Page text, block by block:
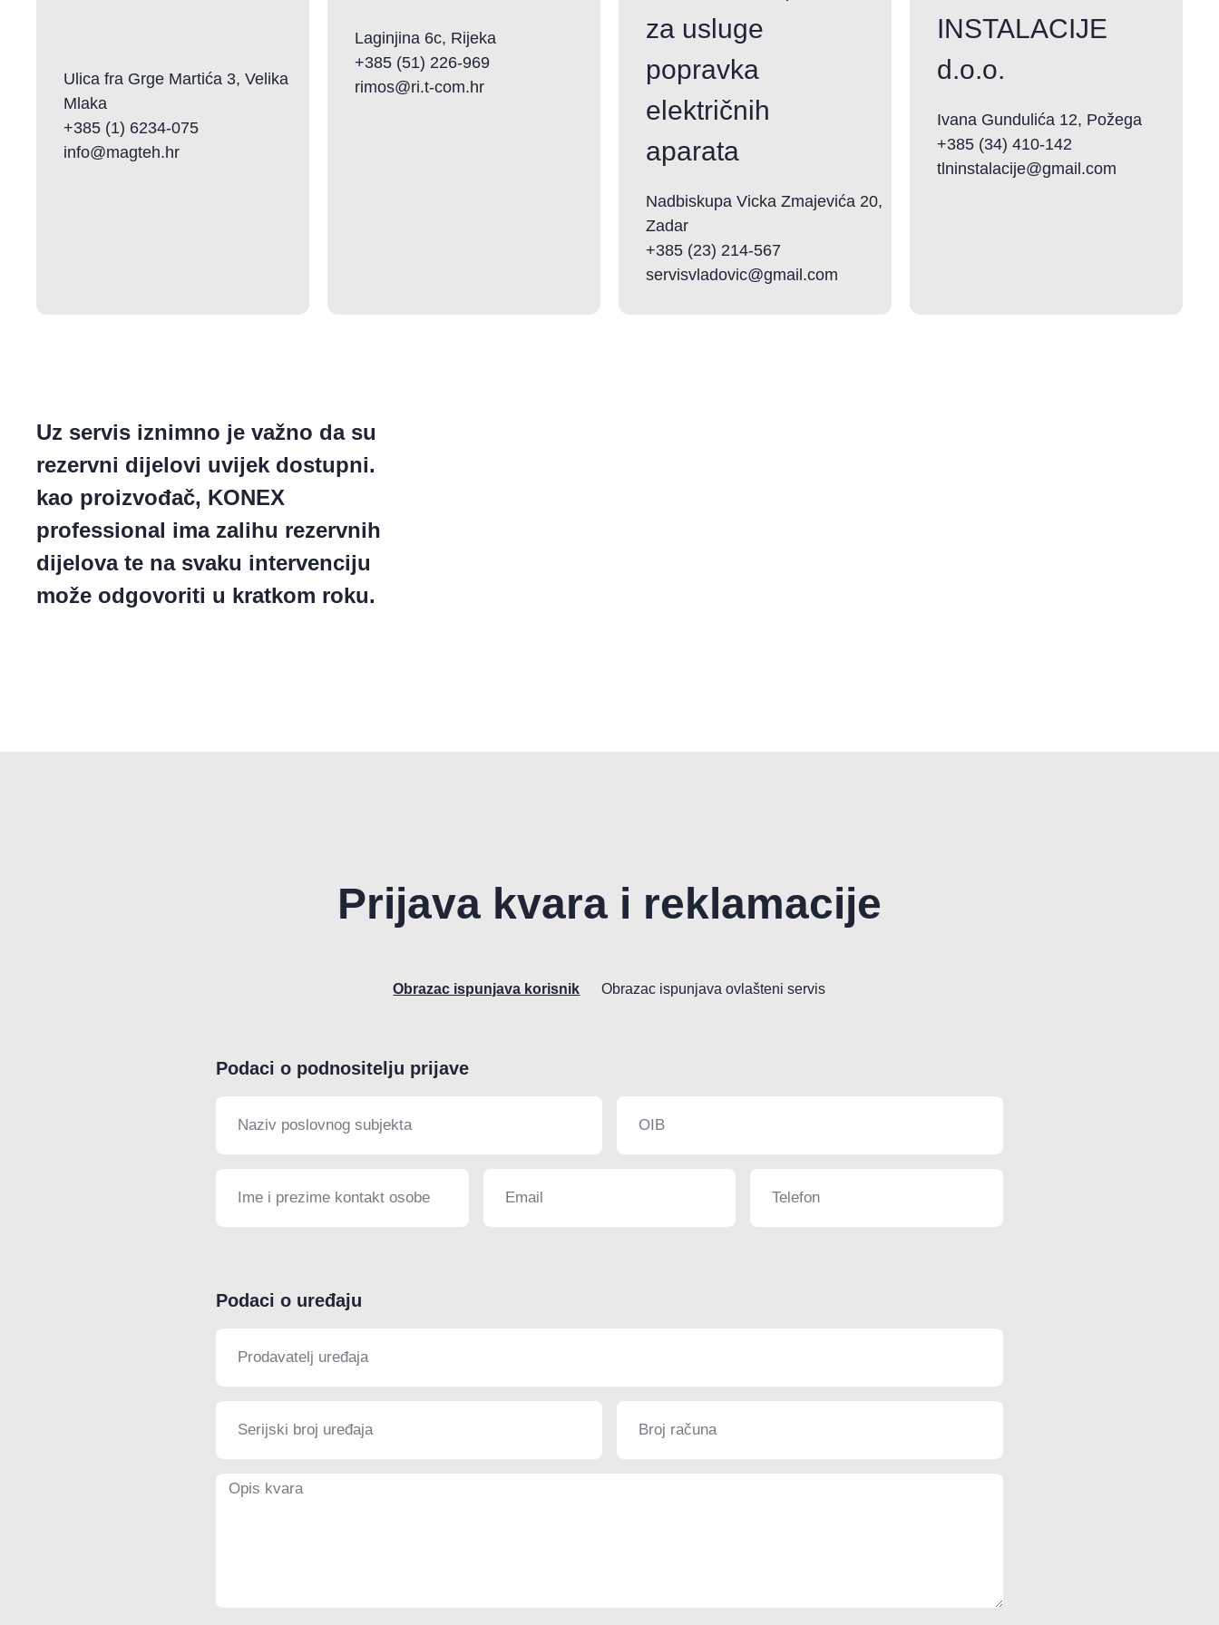
Ulica fra Grge Martića 3, Velika
Mlaka
+385 (1) 6234-075
info@magteh.hr
Laginjina 6c, Rijeka
+385 (51) 226-969
rimos@ri.t-com.hr
za usluge
popravka
električnih
aparata
Nadbiskupa Vicka Zmajevića 20,
Zadar
+385 (23) 214-567
servisvladovic@gmail.com
INSTALACIJE
d.o.o.
Ivana Gundulića 12, Požega
+385 (34) 410-142
tlninstalacije@gmail.com
Uz servis iznimno je važno da su
rezervni dijelovi uvijek dostupni.
kao proizvođač, KONEX
professional ima zalihu rezervnih
dijelova te na svaku intervenciju
može odgovoriti u kratkom roku.
Prijava kvara i reklamacije
Obrazac ispunjava korisnik Obrazac ispunjava ovlašteni servis
Podaci o podnositelju prijave
Podaci o uređaju